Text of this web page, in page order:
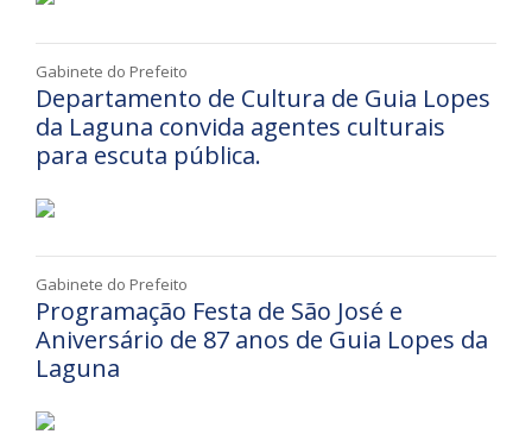
Gabinete do Prefeito
Departamento de Cultura de Guia Lopes
da Laguna convida agentes culturais
para escuta pública.
Gabinete do Prefeito
Programação Festa de São José e
Aniversário de 87 anos de Guia Lopes da
Laguna